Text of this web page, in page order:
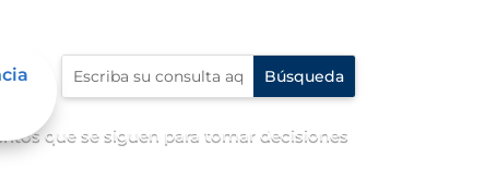
que se siguen para tomar decisiones